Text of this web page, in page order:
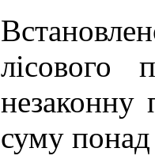
лісового
незаконну
суму